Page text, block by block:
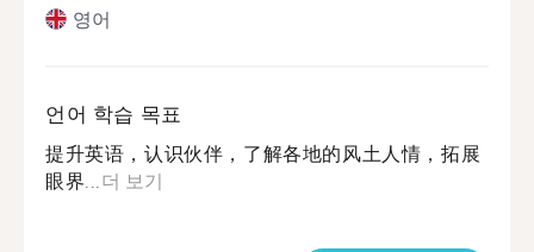
영어
언어 학습 목표
提升英语，认识伙伴，了解各地的风土人情，拓展
眼界... 더 보기